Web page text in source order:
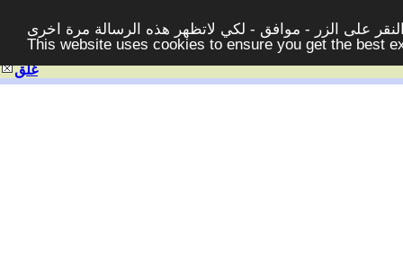
على الزر - موافق - لكي لاتظهر هذه الرسالة مرة اخرى -
This website uses cookies to ensure you get the best
غلق